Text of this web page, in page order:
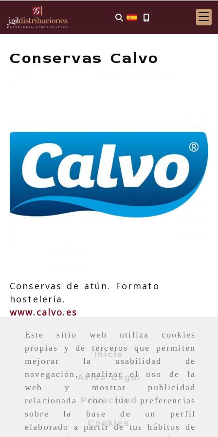
Este sitio web utiliza cookies
propias y de terceros que permiten
mejorar la usabilidad de
navegación, analizar el uso de la
web y mostrar publicidad
relacionada con tus preferencias
sobre la base de un perfil
elaborado a partir de tus hábitos de
Conservas Calvo
Conservas de atún. Formato
hostelería.
www.calvo.es
Inicio
Aviso Legal
Privacidad
Cookies